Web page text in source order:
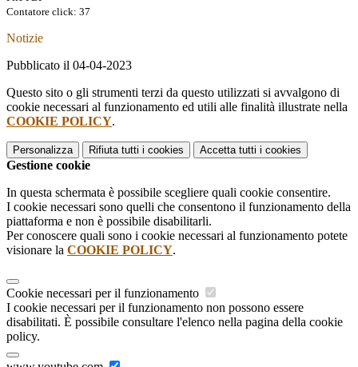
Contatore click: 37
Notizie
Pubblicato il 04-04-2023
Questo sito o gli strumenti terzi da questo utilizzati si avvalgono di
cookie necessari al funzionamento ed utili alle finalità illustrate nella
COOKIE POLICY.
Personalizza Rifiuta tutti i cookies Accetta tutti i cookies
Gestione cookie
In questa schermata è possibile scegliere quali cookie consentire.
I cookie necessari sono quelli che consentono il funzionamento della
piattaforma e non è possibile disabilitarli.
Per conoscere quali sono i cookie necessari al funzionamento potete
visionare la COOKIE POLICY.
Cookie necessari per il funzionamento
I cookie necessari per il funzionamento non possono essere
disabilitati. È possibile consultare l'elenco nella pagina della cookie
policy.